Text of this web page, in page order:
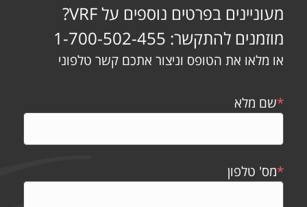
מעוניינים בפרטים נוספים על VRF?
מוזמנים להתקשר: 1-700-502-455
או מלאו את הטופס וניצור אתכם קשר טלפוני
*שם מלא
*מס' טלפון